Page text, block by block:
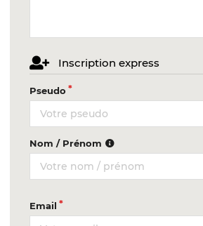
Inscription express
Pseudo
Nom / Prénom
Email